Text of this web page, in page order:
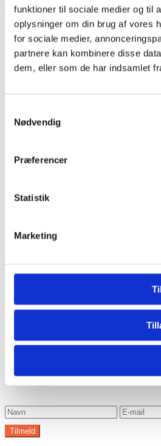
funktioner til sociale medier og til
oplysninger om din brug af vores
for sociale medier,
partnere kan kombinere disse
dem, eller som de har indsamlet
Nødvendig
Præferencer
Statistik
Marketing
×
Tilmeld nyhedsbrev
Modtag nyheder på mail når vi har nye